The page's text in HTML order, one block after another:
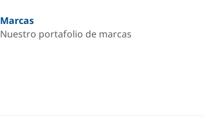
Marcas
Nuestro portafolio de marcas